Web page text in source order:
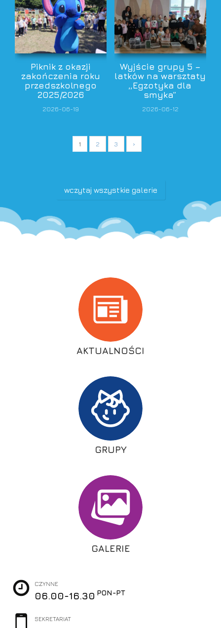
Piknik z okazji
zakończenia roku
przedszkolnego
2025/2026
2026-06-19
Wyjście grupy 5 –
latków na warsztaty
,,Egzotyka dla
smyka”
2026-06-12
1 2 3 ›
wczytaj wszystkie galerie
AKTUALNOŚCI
GRUPY
GALERIE
CZYNNE
06.00-16.30 PON-PT
SEKRETARIAT